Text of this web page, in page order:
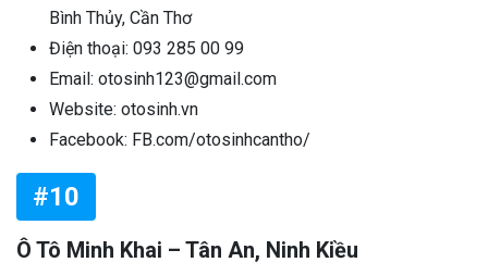
Bình Thủy, Cần Thơ
Điện thoại: 093 285 00 99
Email: otosinh123@gmail.com
Website: otosinh.vn
Facebook: FB.com/otosinhcantho/
#10
Ô Tô Minh Khai – Tân An, Ninh Kiều